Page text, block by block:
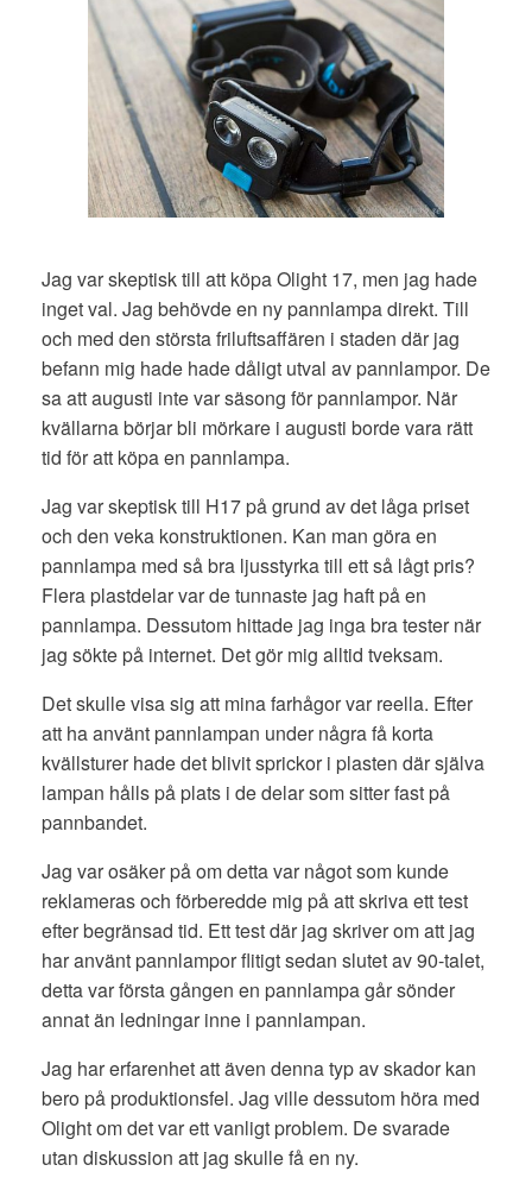
Jag var skeptisk till att köpa Olight 17, men jag hade
inget val. Jag behövde en ny pannlampa direkt. Till
och med den största friluftsaffären i staden där jag
befann mig hade hade dåligt utval av pannlampor. De
sa att augusti inte var säsong för pannlampor. När
kvällarna börjar bli mörkare i augusti borde vara rätt
tid för att köpa en pannlampa.
Jag var skeptisk till H17 på grund av det låga priset
och den veka konstruktionen. Kan man göra en
pannlampa med så bra ljusstyrka till ett så lågt pris?
Flera plastdelar var de tunnaste jag haft på en
pannlampa. Dessutom hittade jag inga bra tester när
jag sökte på internet. Det gör mig alltid tveksam.
Det skulle visa sig att mina farhågor var reella. Efter
att ha använt pannlampan under några få korta
kvällsturer hade det blivit sprickor i plasten där själva
lampan hålls på plats i de delar som sitter fast på
pannbandet.
Jag var osäker på om detta var något som kunde
reklameras och förberedde mig på att skriva ett test
efter begränsad tid. Ett test där jag skriver om att jag
har använt pannlampor flitigt sedan slutet av 90-talet,
detta var första gången en pannlampa går sönder
annat än ledningar inne i pannlampan.
Jag har erfarenhet att även denna typ av skador kan
bero på produktionsfel. Jag ville dessutom höra med
Olight om det var ett vanligt problem. De svarade
utan diskussion att jag skulle få en ny.